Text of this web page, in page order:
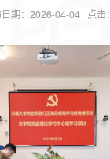
期：2026-04-04 点击：